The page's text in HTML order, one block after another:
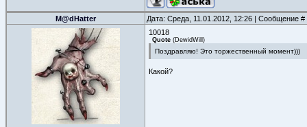
M@dHatter Дата: Среда, 11.01.2012, 12:26 | Сообщение #
10018
Quote (DewidWill )
Поздравляю! Это торжественный момент)))
Какой?